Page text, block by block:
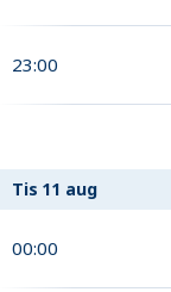
23:00
Tis 11 aug
00:00